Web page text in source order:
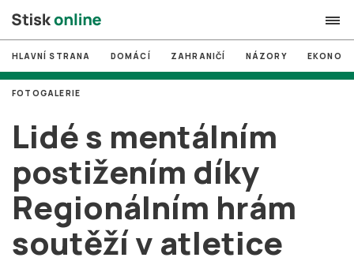
search
# MUNI
Brno
# volby
login PŘIHLÁSIT SE
Zapomněli jste heslo?
HLAVNÍ STRANA DOMÁCÍ ZAHRANIČÍ NÁZORY
Lidé s mentálním
postižením díky
Regionálním hrám
soutěží v atletice
FOTOGALERIE